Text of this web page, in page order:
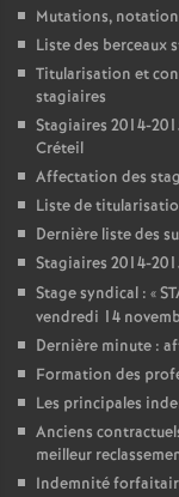
Mutations,
Liste des berceaux
Titularisation et
stagiaires
Stagiaires 2014-
Créteil
Affectation des
Liste de
Dernière liste des
Stagiaires 2014-
Stage syndical : «
vendredi 14
Dernière minute :
Formation des
Les principales
Anciens
meilleur
Indemnité